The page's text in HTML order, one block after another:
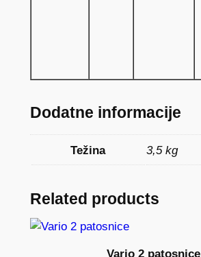
Dodatne informacije
Težina 3,5 kg
Related products
Vario 2 patosnice